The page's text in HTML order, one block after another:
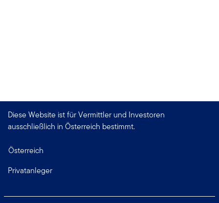
Diese Website ist für Vermittler und Investoren
ausschließlich in Österreich bestimmt.
Österreich
Privatanleger